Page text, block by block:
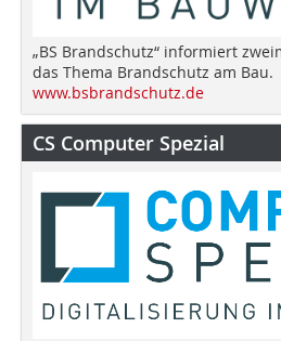
„BS Brandschutz“ informiert
das Thema Brandschutz am Bau.
www.bsbrandschutz.de
CS Computer Spezial